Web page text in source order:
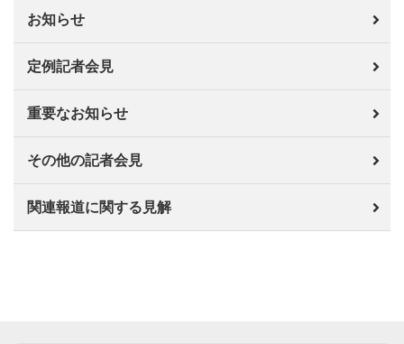
お知らせ
定例記者会見
重要なお知らせ
その他の記者会見
関連報道に関する見解